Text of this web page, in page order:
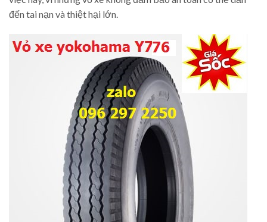
đến tai nạn và thiệt hại lớn.